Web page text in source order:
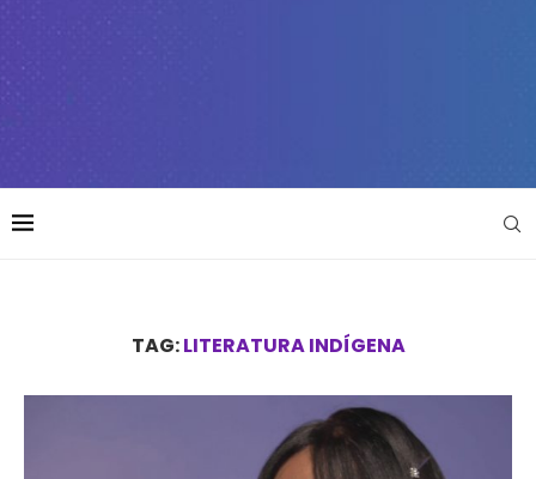
TAG:LITERATURA INDÍGENA